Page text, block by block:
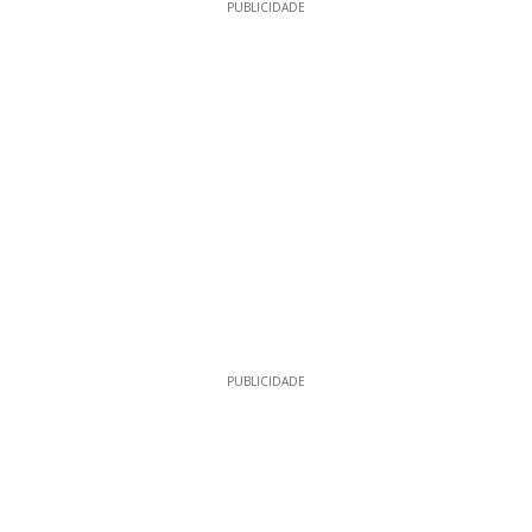
PUBLICIDADE
PUBLICIDADE